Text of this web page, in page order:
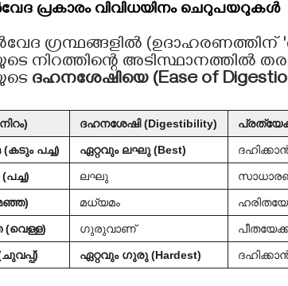
പ്രകാരം വിവിധയിനം ചെറുപയറുകൾ
ഗ്രന്ഥങ്ങളിൽ (ഉദാഹരണത്തിന്
നിറത്തിന്റെ അടിസ്ഥാനത്തിൽ
ദഹനശേഷിയെ (Ease of
ദഹനശേഷി (Digestibility)
പച്ച) ഏറ്റവും ലഘു (Best)
ലഘു
മധ്യമം
(വെള്ള) ഗുരുവാണ്
ഏറ്റവും ഗുരു (Hardest)